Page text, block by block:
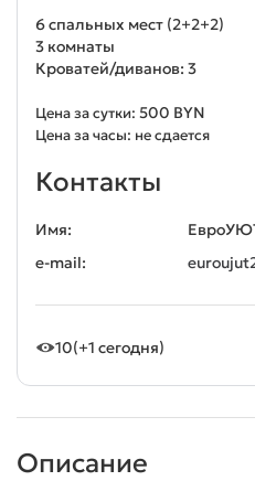
6 спальных мест (2+2+2)
3 комнаты
Кроватей/диванов: 3
Цена за сутки: 500 BYN
Цена за часы: не сдается
Контакты
Имя:
e-mail:
10(+1 сегодня)
Описание